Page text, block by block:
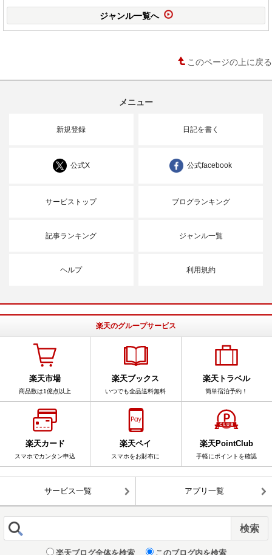
ジャンル一覧へ
このページの上に戻る
メニュー
新規登録 日記を書く
公式X 公式facebook
サービストップ ブログランキング
記事ランキング ジャンル一覧
ヘルプ 利用規約
楽天のグループサービス
楽天市場
商品数は1億点以上
楽天ブックス
いつでも全品送料無料
楽天トラベル
簡単宿泊予約！
楽天カード
スマホでカンタン申込
楽天ペイ
スマホをお財布に
楽天PointClub
手軽にポイントを確認
サービス一覧 アプリ一覧
楽天ブログ全体を検索 このブログ内を検索